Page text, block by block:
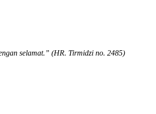
selamat.” (HR. Tirmidzi no. 2485)